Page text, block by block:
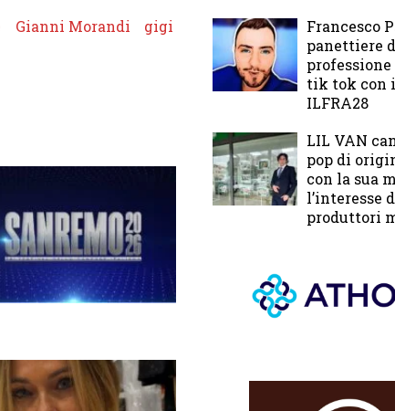
Gianni Morandi
gigi
Francesco
panettiere
professione
tik tok con
ILFRA28
LIL VAN
pop di
con la sua
l’interesse
produttori